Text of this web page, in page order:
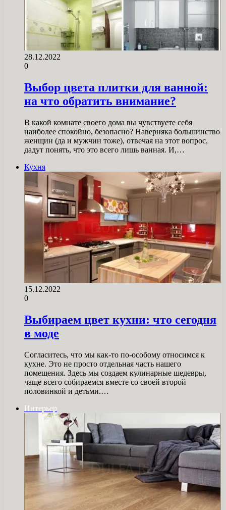
28.12.2022
0
Выбор цвета плитки для ванной:
на что обратить внимание?
В какой комнате своего дома вы чувствуете себя
наиболее спокойно, безопасно? Наверняка большинство
женщин (да и мужчин тоже), отвечая на этот вопрос,
дадут понять, что это всего лишь ванная. И,…
Кухня
15.12.2022
0
Выбираем цвет кухни: что сегодня
в моде
Согласитесь, что мы как-то по-особому относимся к
кухне. Это не просто отдельная часть нашего
помещения. Здесь мы создаем кулинарные шедевры,
чаще всего собираемся вместе со своей второй
половинкой и детьми.…
Интерьер